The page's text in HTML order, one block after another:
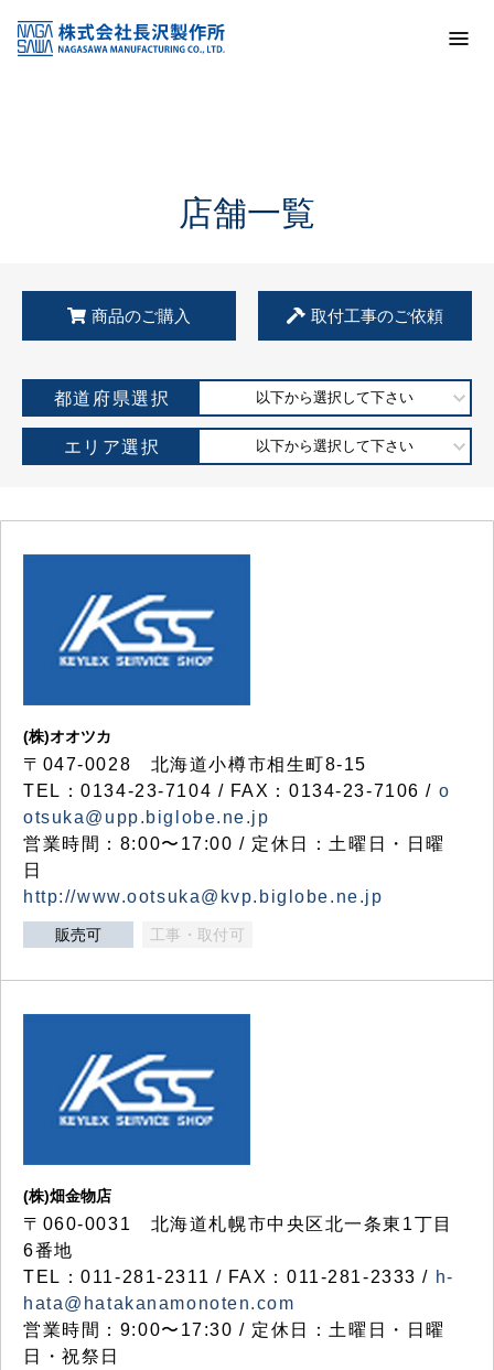
KSS加盟店・取扱店情報
店舗一覧
店舗一覧
商品のご購入 取付工事のご依頼
都道府県選択 以下から選択して下さい
エリア選択 以下から選択して下さい
(株)オオツカ
〒047-0028 北海道小樽市相生町8-15
TEL：0134-23-7104 / FAX：0134-23-7106 / o
otsuka@upp.biglobe.ne.jp
営業時間：8:00〜17:00 / 定休日：土曜日・日曜
日
http://www.ootsuka@kvp.biglobe.ne.jp
販売可 工事・取付可
(株)畑金物店
〒060-0031 北海道札幌市中央区北一条東1丁目
6番地
TEL：011-281-2311 / FAX：011-281-2333 / h-
hata@hatakanamonoten.com
営業時間：9:00〜17:30 / 定休日：土曜日・日曜
日・祝祭日